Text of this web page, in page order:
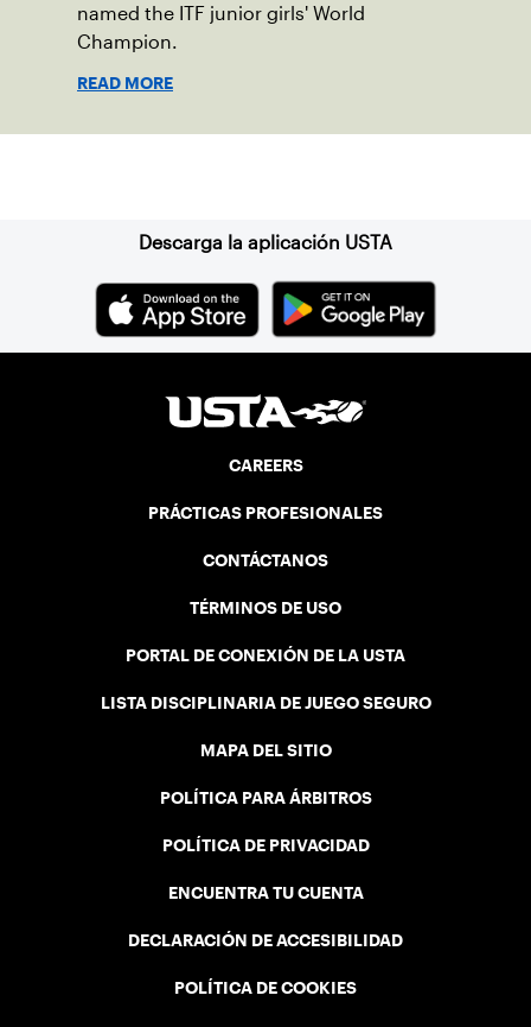
named the ITF junior girls' World
Champion.
READ MORE
Descarga la aplicación USTA
CAREERS
PRÁCTICAS PROFESIONALES
CONTÁCTANOS
TÉRMINOS DE USO
PORTAL DE CONEXIÓN DE LA USTA
LISTA DISCIPLINARIA DE JUEGO SEGURO
MAPA DEL SITIO
POLÍTICA PARA ÁRBITROS
POLÍTICA DE PRIVACIDAD
ENCUENTRA TU CUENTA
DECLARACIÓN DE ACCESIBILIDAD
POLÍTICA DE COOKIES